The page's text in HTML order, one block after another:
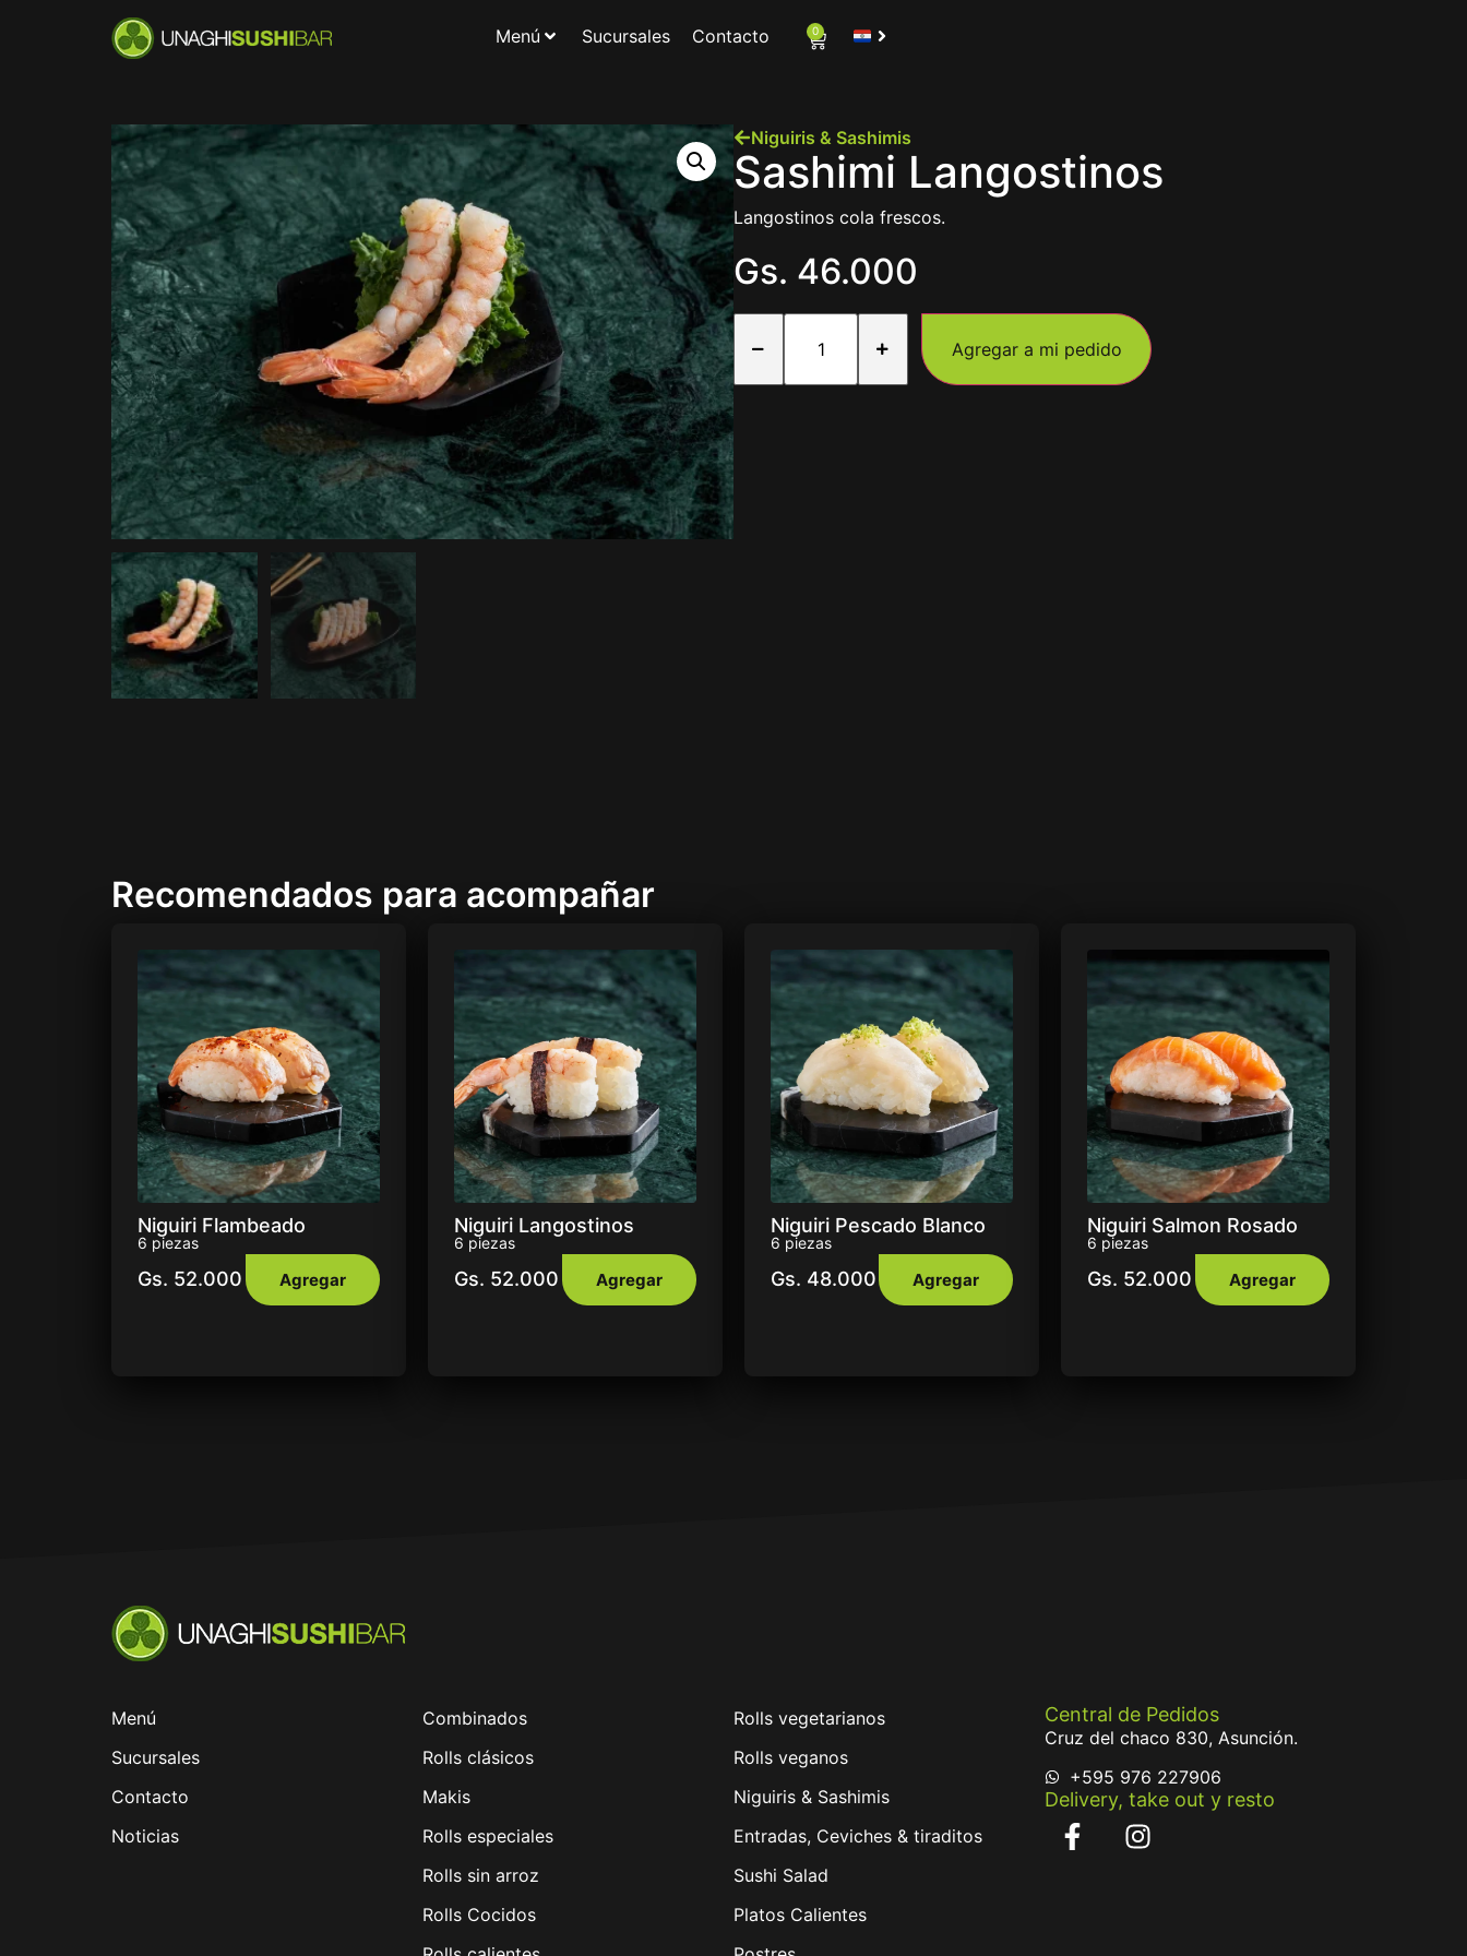
Menú Sucursales Contacto 0
Niguiris & Sashimis
Sashimi Langostinos
Langostinos cola frescos.
Gs. 46.000
Agregar a mi pedido
Recomendados para acompañar
Niguiri Flambeado
6 piezas
Gs. 52.000 Agregar
Niguiri Langostinos
6 piezas
Gs. 52.000 Agregar
Niguiri Pescado Blanco
6 piezas
Gs. 48.000 Agregar
Niguiri Salmon Rosado
6 piezas
Gs. 52.000 Agregar
Menú
Sucursales
Contacto
Noticias
Combinados
Rolls clásicos
Makis
Rolls especiales
Rolls sin arroz
Rolls Cocidos
Rolls vegetarianos
Rolls veganos
Niguiris & Sashimis
Entradas, Ceviches & tiraditos
Sushi Salad
Platos Calientes
Central de Pedidos
Cruz del chaco 830, Asunción.
+595 976 227906
Delivery, take out y resto